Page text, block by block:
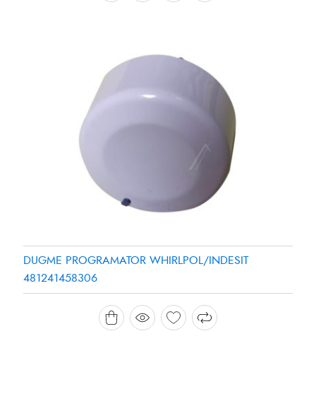
DUGME PROGRAMATOR WHIRLPOL/INDESIT
481241458306